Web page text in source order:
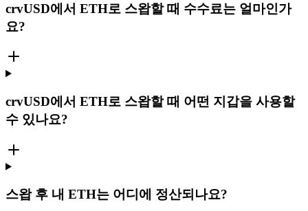
crvUSD에서 ETH로 스왑할 때 수수료는 얼마인가
요?
crvUSD에서 ETH로 스왑할 때 어떤 지갑을 사용할
수 있나요?
스왑 후 내 ETH는 어디에 정산되나요?